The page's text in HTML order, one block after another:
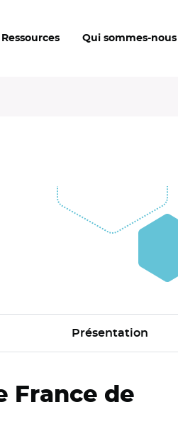
Ressources Qui sommes-nous
Présentation
France de